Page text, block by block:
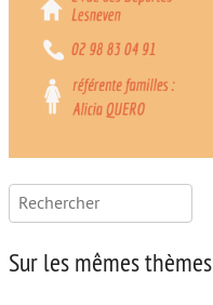
Rechercher :
Sur les mêmes thèmes